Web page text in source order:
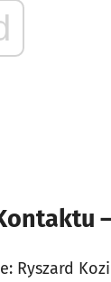
Ryszard